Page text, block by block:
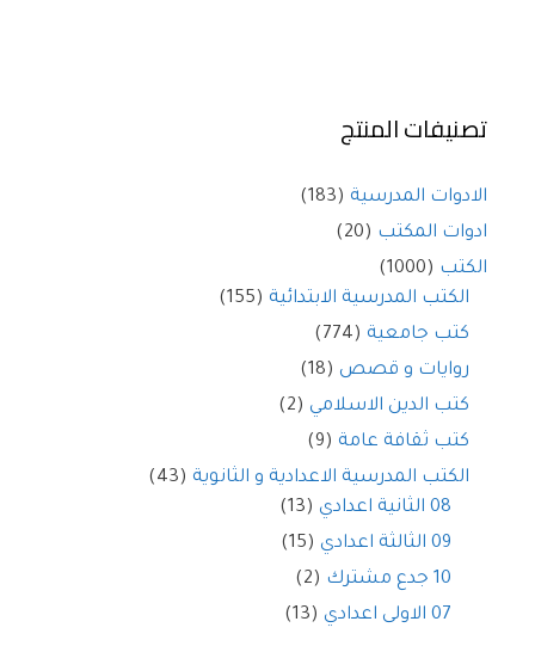
تصنيفات المنتج
الادوات المدرسية (183)
ادوات المكتب (20)
الكتب (1000)
الكتب المدرسية الابتدائية (155)
كتب جامعية (774)
روايات و قصص (18)
كتب الدين الاسلامي (2)
كتب ثقافة عامة (9)
الكتب المدرسية الاعدادية و الثانوية (43)
08 الثانية اعدادي
(13)
09 الثالثة اعدادي
(15)
10 جدع مشترك
(2)
07 الاولى اعدادي
(13)